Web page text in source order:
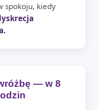
spokoju, kiedy
— w 8